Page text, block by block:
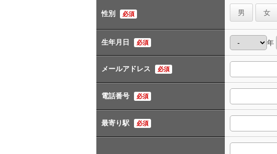
性別 必須 男 女
生年月日 必須 年
メールアドレス 必須
電話番号 必須
最寄り駅 必須